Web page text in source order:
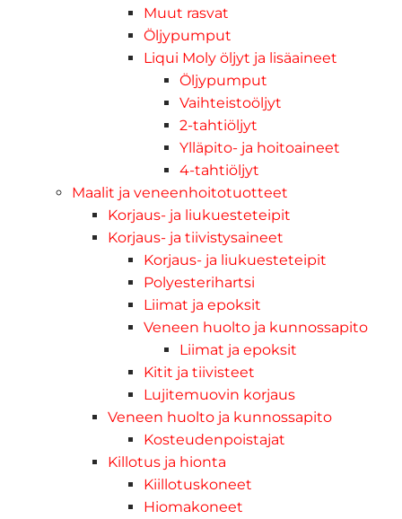
Muut rasvat
Öljypumput
Liqui Moly öljyt ja lisäaineet
Öljypumput
Vaihteistoöljyt
2-tahtiöljyt
Ylläpito- ja hoitoaineet
4-tahtiöljyt
Maalit ja veneenhoitotuotteet
Korjaus- ja liukuesteteipit
Korjaus- ja tiivistysaineet
Korjaus- ja liukuesteteipit
Polyesterihartsi
Liimat ja epoksit
Veneen huolto ja kunnossapito
Liimat ja epoksit
Kitit ja tiivisteet
Lujitemuovin korjaus
Veneen huolto ja kunnossapito
Kosteudenpoistajat
Killotus ja hionta
Kiillotuskoneet
Hiomakoneet